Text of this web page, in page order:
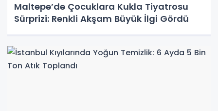
Maltepe’de Çocuklara Kukla Tiyatrosu
Sürprizi: Renkli Akşam Büyük İlgi Gördü